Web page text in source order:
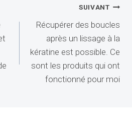
SUIVANT
Récupérer des boucles
après un lissage à la
kératine est possible. Ce
sont les produits qui ont
fonctionné pour moi